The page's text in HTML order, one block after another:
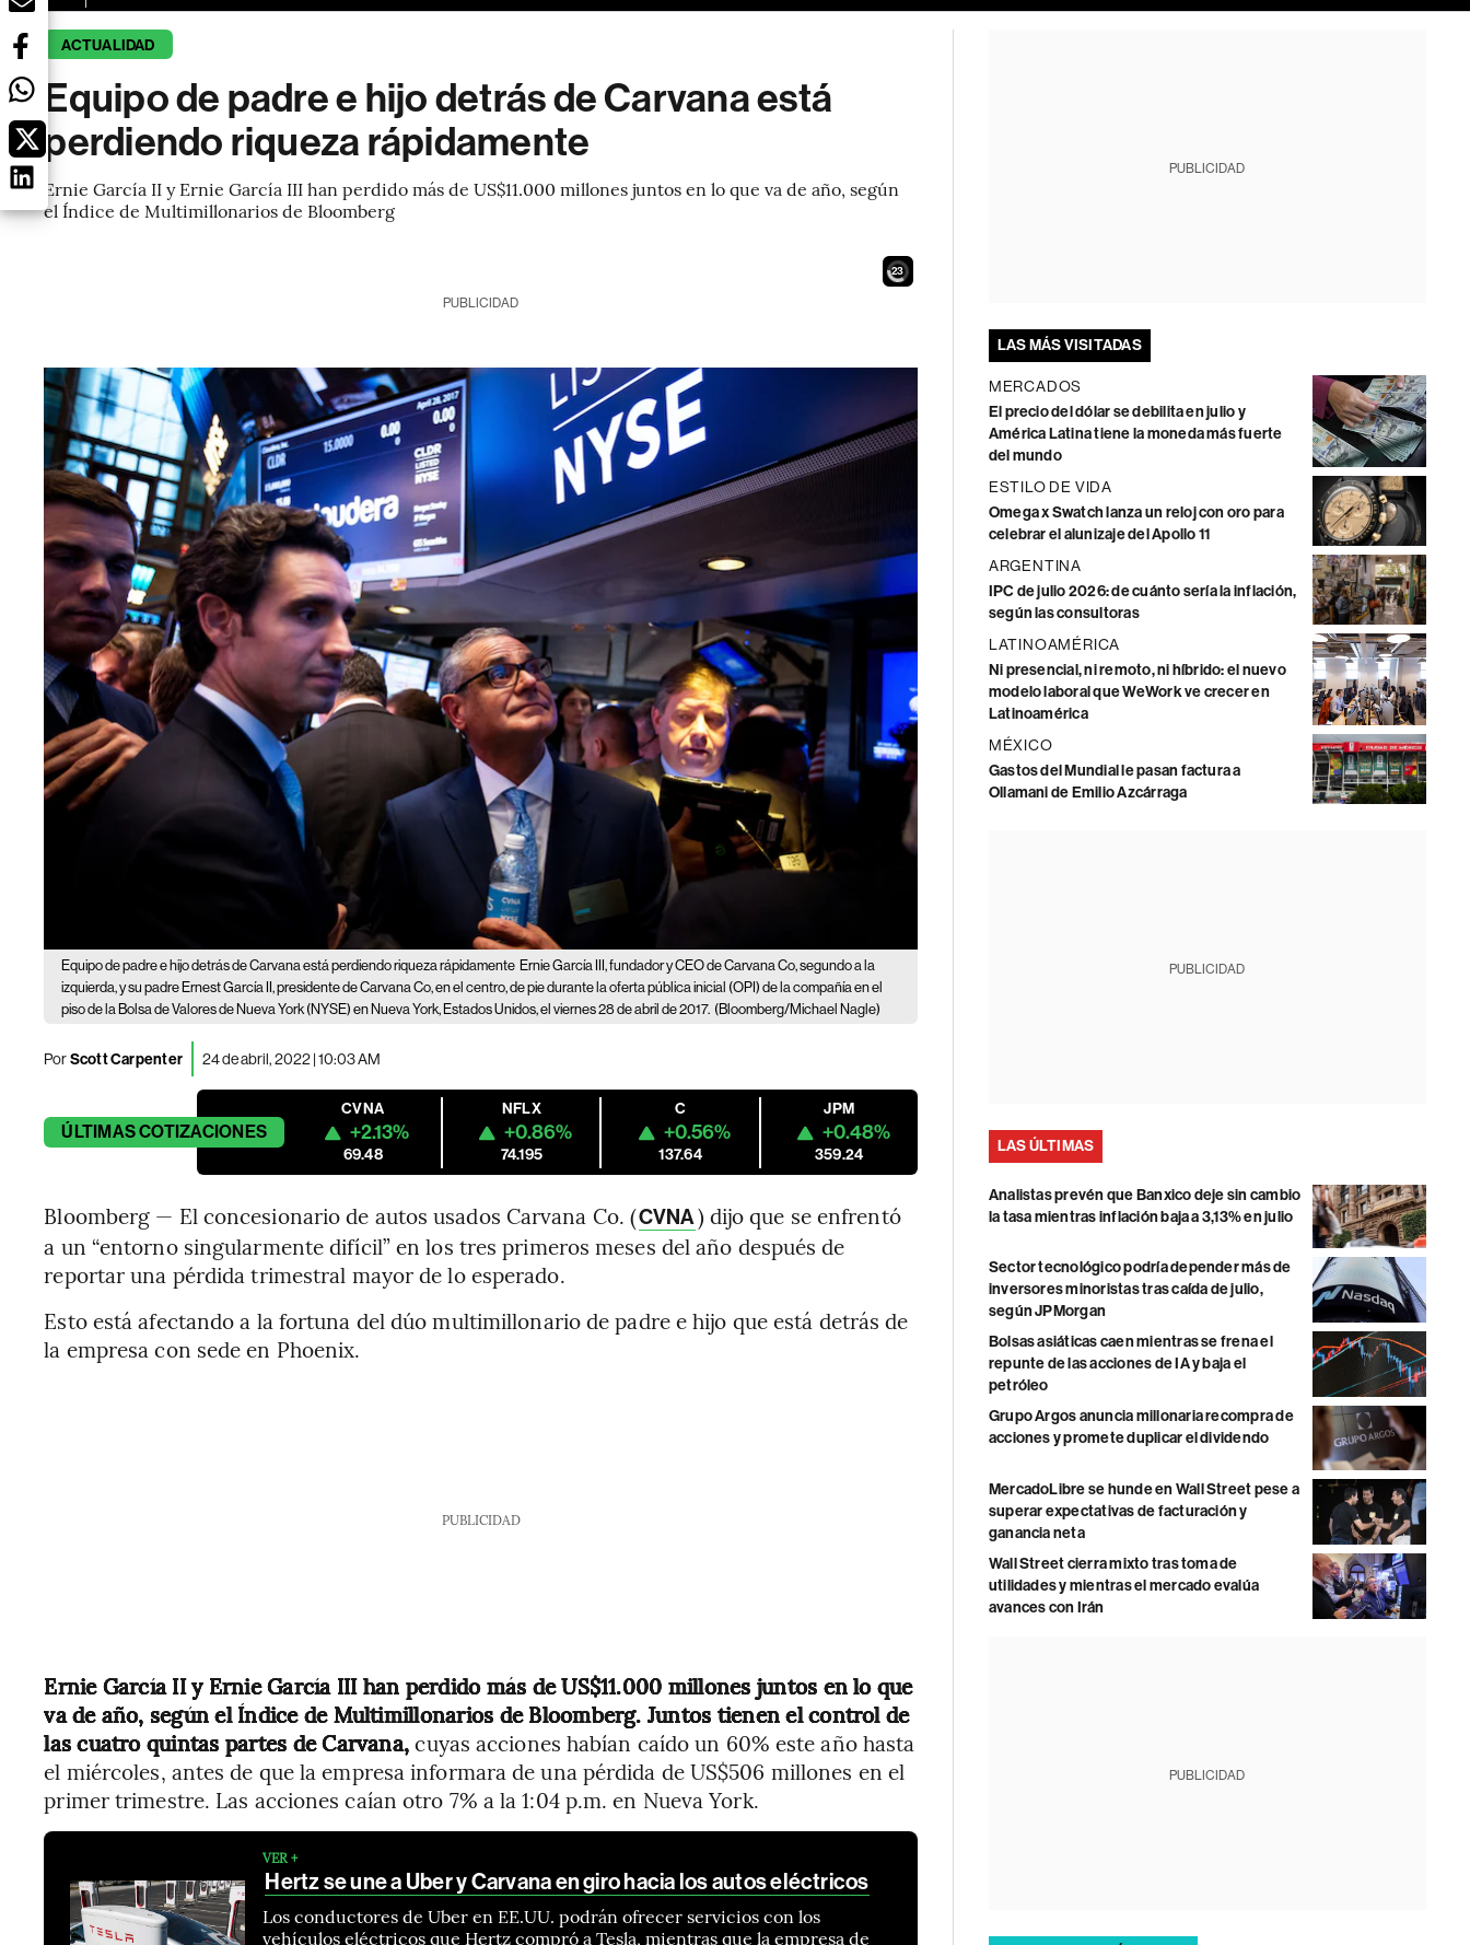
ACTUALIDAD
Equipo de padre e hijo detrás de Carvana está
perdiendo riqueza rápidamente
Ernie García II y Ernie García III han perdido más de US$11.000 millones juntos en lo que va de año, según
el Índice de Multimillonarios de Bloomberg
22
PUBLICIDAD
Equipo de padre e hijo detrás de Carvana está perdiendo riqueza rápidamente Ernie García III, fundador y CEO de Carvana Co, segundo a la
izquierda, y su padre Ernest García II, presidente de Carvana Co, en el centro, de pie durante la oferta pública inicial (OPI) de la compañía en el
piso de la Bolsa de Valores de Nueva York (NYSE) en Nueva York, Estados Unidos, el viernes 28 de abril de 2017. (Bloomberg/Michael Nagle)
PorScott Carpenter 24 de abril, 2022 | 10:03 AM
ÚLTIMASCOTIZACIONES
CVNA
+2.13%
69.48
NFLX
+0.86%
74.195
C
+0.56%
137.64
JPM
+0.48%
359.24
Bloomberg — El concesionario de autos usados Carvana Co. (CVNA) dijo que se enfrentó
a un “entorno singularmente difícil” en los tres primeros meses del año después de
reportar una pérdida trimestral mayor de lo esperado.
Esto está afectando a la fortuna del dúo multimillonario de padre e hijo que está detrás de
la empresa con sede en Phoenix.
PUBLICIDAD
Ernie García II y Ernie García III han perdido más de US$11.000 millones juntos en lo que
va de año, según el Índice de Multimillonarios de Bloomberg. Juntos tienen el control de
las cuatro quintas partes de Carvana,cuyas acciones habían caído un 60% este año hasta
el miércoles, antes de que la empresa informara de una pérdida de US$506 millones en el
primer trimestre. Las acciones caían otro 7% a la 1:04 p.m. en Nueva York.
VER +
Hertz se une a Uber y Carvana en giro hacia los autos eléctricos
Los conductores de Uber en EE.UU. podrán ofrecer servicios con los
vehículos eléctricos que Hertz compró a Tesla, mientras que la empresa de
PUBLICIDAD
LAS MÁS VISITADAS
MERCADOS
El precio del dólar se debilita en julio y
América Latina tiene la moneda más fuerte
del mundo
ESTILO DE VIDA
Omega x Swatch lanza un reloj con oro para
celebrar el alunizaje del Apollo 11
ARGENTINA
IPC de julio 2026: de cuánto sería la inflación,
según las consultoras
LATINOAMÉRICA
Ni presencial, ni remoto, ni híbrido: el nuevo
modelo laboral que WeWork ve crecer en
Latinoamérica
MÉXICO
Gastos del Mundial le pasan factura a
Ollamani de Emilio Azcárraga
PUBLICIDAD
LAS ÚLTIMAS
Analistas prevén que Banxico deje sin cambio
la tasa mientras inflación baja a 3,13% en julio
Sector tecnológico podría depender más de
inversores minoristas tras caída de julio,
según JPMorgan
Bolsas asiáticas caen mientras se frena el
repunte de las acciones de IA y baja el
petróleo
Grupo Argos anuncia millonaria recompra de
acciones y promete duplicar el dividendo
MercadoLibre se hunde en Wall Street pese a
superar expectativas de facturación y
ganancia neta
Wall Street cierra mixto tras toma de
utilidades y mientras el mercado evalúa
avances con Irán
PUBLICIDAD